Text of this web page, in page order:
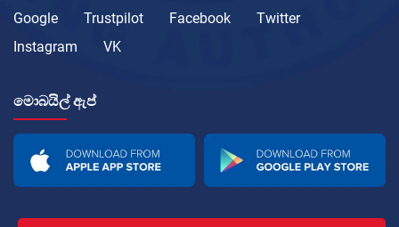
Google Trustpilot Facebook
Twitter
Instagram
VK
මොබයිල් ඇප්